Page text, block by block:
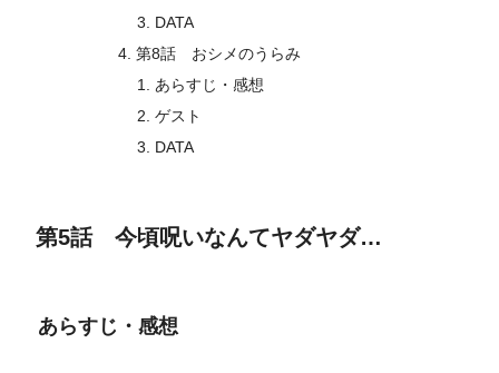
DATA
第8話 おシメのうらみ
あらすじ・感想
ゲスト
DATA
第5話 今頃呪いなんてヤダヤダ…
あらすじ・感想